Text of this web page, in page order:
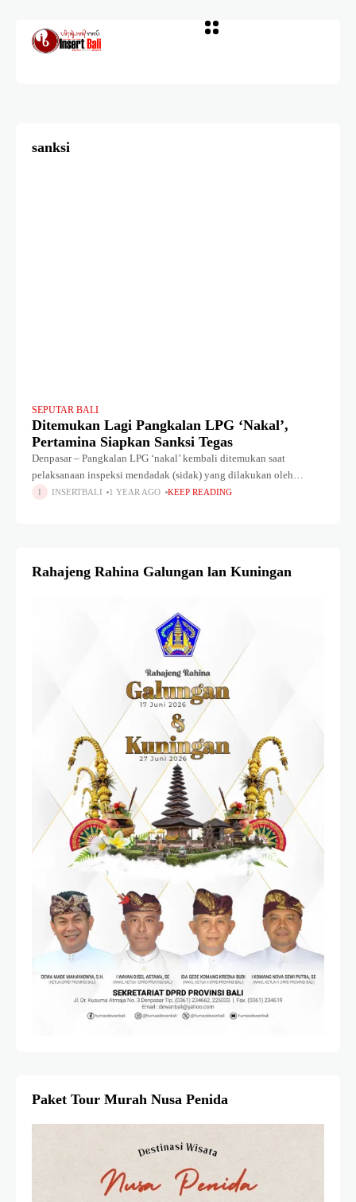
sanksi
SEPUTAR BALI
Ditemukan Lagi Pangkalan LPG ‘Nakal’,
Pertamina Siapkan Sanksi Tegas
Denpasar – Pangkalan LPG ‘nakal’ kembali ditemukan saat
pelaksanaan inspeksi mendadak (sidak) yang dilakukan oleh
Pemerintah Provinsi Bali bekerja sama dengan Pertamina dan
INSERTBALI 1 YEAR AGO KEEP READING
Rahajeng Rahina Galungan lan Kuningan
Paket Tour Murah Nusa Penida